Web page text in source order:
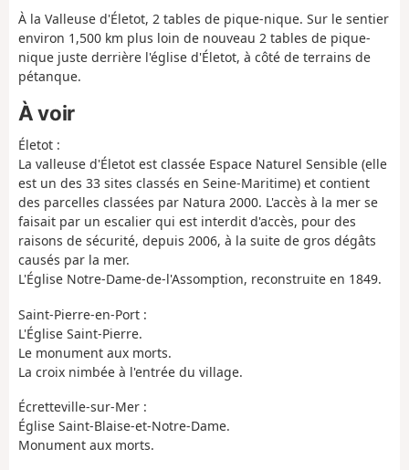
À la Valleuse d'Életot, 2 tables de pique-nique. Sur le sentier
environ 1,500 km plus loin de nouveau 2 tables de pique-
nique juste derrière l'église d'Életot, à côté de terrains de
pétanque.
À voir
Életot :
La valleuse d'Életot est classée Espace Naturel Sensible (elle
est un des 33 sites classés en Seine-Maritime) et contient
des parcelles classées par Natura 2000. L'accès à la mer se
faisait par un escalier qui est interdit d'accès, pour des
raisons de sécurité, depuis 2006, à la suite de gros dégâts
causés par la mer.
L'Église Notre-Dame-de-l'Assomption, reconstruite en 1849.
Saint-Pierre-en-Port :
L'Église Saint-Pierre.
Le monument aux morts.
La croix nimbée à l'entrée du village.
Écretteville-sur-Mer :
Église Saint-Blaise-et-Notre-Dame.
Monument aux morts.